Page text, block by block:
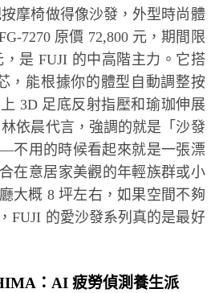
摩椅做得像沙發，外型時尚體
7270 原價 72,800 元，期間限
，是 FUJI 的中高階主力。它搭
，能根據你的體型自動調整按
3D 足底反射指壓和瑜珈伸展
依晨代言，強調的就是「沙發
不用的時候看起來就是一張漂
在意居家美觀的年輕族群或小
大概 8 坪左右，如果空間不夠
FUJI 的愛沙發系列真的是最好
：AI 疲勞偵測養生派